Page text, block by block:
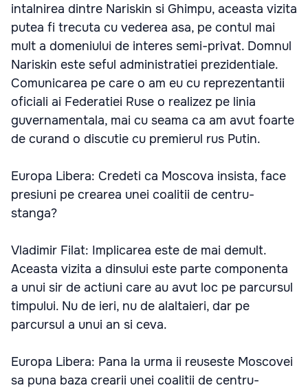
intalnirea dintre Nariskin si Ghimpu, aceasta vizita
putea fi trecuta cu vederea asa, pe contul mai
mult a domeniului de interes semi-privat. Domnul
Nariskin este seful administratiei prezidentiale.
Comunicarea pe care o am eu cu reprezentantii
oficiali ai Federatiei Ruse o realizez pe linia
guvernamentala, mai cu seama ca am avut foarte
de curand o discutie cu premierul rus Putin.
Europa Libera: Credeti ca Moscova insista, face
presiuni pe crearea unei coalitii de centru-
stanga?
Vladimir Filat: Implicarea este de mai demult.
Aceasta vizita a dinsului este parte componenta
a unui sir de actiuni care au avut loc pe parcursul
timpului. Nu de ieri, nu de alaltaieri, dar pe
parcursul a unui an si ceva.
Europa Libera: Pana la urma ii reuseste Moscovei
sa puna baza crearii unei coalitii de centru-